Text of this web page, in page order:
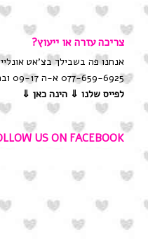
צריכה עזרה או ייעוץ?
אנחנו פה בשבילך בצ'אט
077-659-6925 א-ה 09-17 ובכתובת מייל info@reel.co.il
לפייס שלנו ⇓ הינה כאן ⇓
US ON FACEBOOK